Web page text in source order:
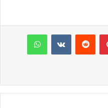
بينتيريست